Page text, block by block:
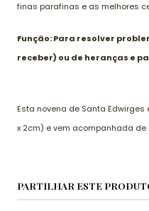
finas parafinas e as melhores
Função: Para resolver
receber) ou de heranças e
Esta novena de Santa
x 2cm) e vem acompanhada
PARTILHAR ESTE